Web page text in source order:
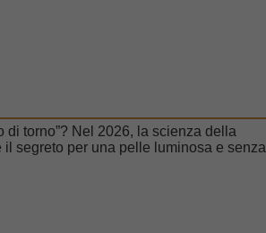
di torno”? Nel 2026, la scienza della
segreto per una pelle luminosa e senza